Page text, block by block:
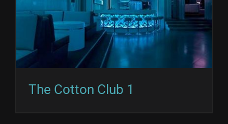
The Cotton Club 1